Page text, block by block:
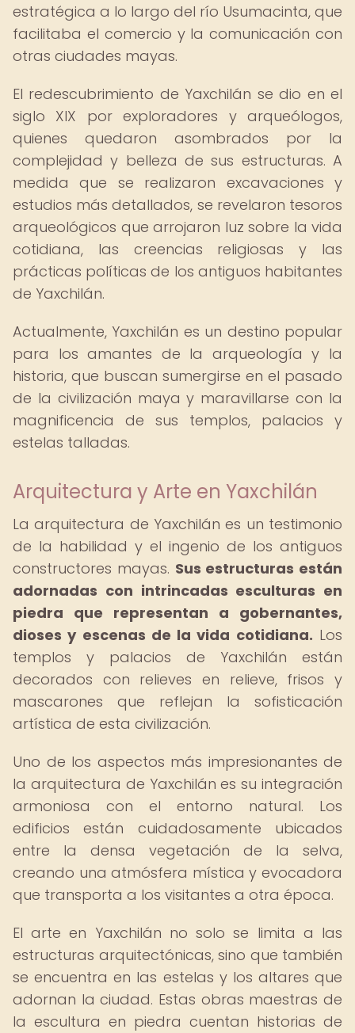
estratégica a lo largo del río Usumacinta, que
facilitaba el comercio y la comunicación con
otras ciudades mayas.
El redescubrimiento de Yaxchilán se dio en el
siglo XIX por exploradores y arqueólogos,
quienes quedaron asombrados por la
complejidad y belleza de sus estructuras. A
medida que se realizaron excavaciones y
estudios más detallados, se revelaron tesoros
arqueológicos que arrojaron luz sobre la vida
cotidiana, las creencias religiosas y las
prácticas políticas de los antiguos habitantes
de Yaxchilán.
Actualmente, Yaxchilán es un destino popular
para los amantes de la arqueología y la
historia, que buscan sumergirse en el pasado
de la civilización maya y maravillarse con la
magnificencia de sus templos, palacios y
estelas talladas.
Arquitectura y Arte en Yaxchilán
La arquitectura de Yaxchilán es un testimonio
de la habilidad y el ingenio de los antiguos
constructores mayas. Sus estructuras están
adornadas con intrincadas esculturas en
piedra que representan a gobernantes,
dioses y escenas de la vida cotidiana. Los
templos y palacios de Yaxchilán están
decorados con relieves en relieve, frisos y
mascarones que reflejan la sofisticación
artística de esta civilización.
Uno de los aspectos más impresionantes de
la arquitectura de Yaxchilán es su integración
armoniosa con el entorno natural. Los
edificios están cuidadosamente ubicados
entre la densa vegetación de la selva,
creando una atmósfera mística y evocadora
que transporta a los visitantes a otra época.
El arte en Yaxchilán no solo se limita a las
estructuras arquitectónicas, sino que también
se encuentra en las estelas y los altares que
adornan la ciudad. Estas obras maestras de
la escultura en piedra cuentan historias de